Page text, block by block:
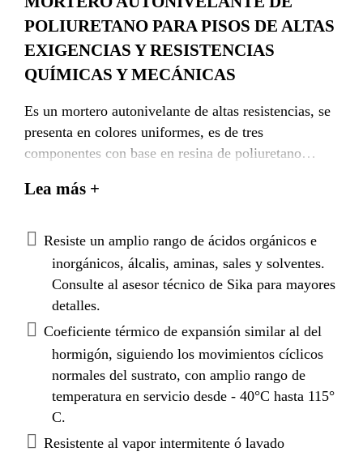
POLIURETANO PARA PISOS DE ALTAS
EXIGENCIAS Y RESISTENCIAS
QUÍMICAS Y MECÁNICAS
Es un mortero autonivelante de altas resistencias, se
presenta en colores uniformes, es de tres
componentes con base en resina de poliuretano
agregados seleccionados que le proporcionan una
abrasión, impacto, ataque químico y cualquier
agresión física extraordinaria. Sikafloor-21 PurCem
es estético, de muy fácil limpieza, de
acuerdo al tamaño de sus agregados proporciona una
textura con acabado liso.
Lea más +
Resiste un amplio rango de ácidos orgánicos e
inorgánicos, álcalis, aminas, sales y solventes.
Consulte al asesor técnico de Sika para mayores
detalles.
Coeficiente térmico de expansión similar al del
hormigón, siguiendo los movimientos cíclicos
normales del sustrato, con amplio rango de
temperatura en servicio desde - 40°C hasta 115°
C.
Resistente al vapor intermitente ó lavado